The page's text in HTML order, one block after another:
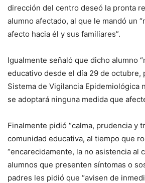
dirección del centro deseó la pronta
alumno afectado, al que le mandó un
afecto hacia él y sus familiares”.
Igualmente señaló que dicho alumno
educativo desde el día 29 de octubre,
Sistema de Vigilancia Epidemiológica
se adoptará ninguna medida que
Finalmente pidió “calma, prudencia y
comunidad educativa, al tiempo que
“encarecidamente, la no asistencia al
alumnos que presenten síntomas o
padres les pidió que “avisen de